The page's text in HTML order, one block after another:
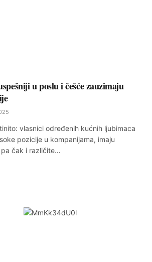
u poslu i češće zauzimaju
vlasnici određenih kućnih ljubimaca
pozicije u kompanijama, imaju
čak i različite…